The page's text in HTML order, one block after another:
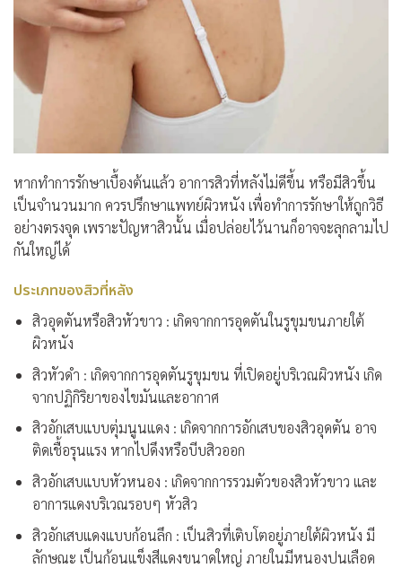
หากทำการรักษาเบื้องต้นแล้ว อาการสิวที่หลังไม่ดีขึ้น หรือมีสิวขึ้น
เป็นจำนวนมาก ควรปรึกษาแพทย์ผิวหนัง เพื่อทำการรักษาให้ถูกวิธี
อย่างตรงจุด เพราะปัญหาสิวนั้น เมื่อปล่อยไว้นานก็อาจจะลุกลามไป
กันใหญ่ได้
ประเภทของสิวที่หลัง
สิวอุดตันหรือสิวหัวขาว : เกิดจากการอุดตันในรูขุมขนภายใต้
ผิวหนัง
สิวหัวดำ : เกิดจากการอุดตันรูขุมขน ที่เปิดอยู่บริเวณผิวหนัง เกิด
จากปฏิกิริยาของไขมันและอากาศ
สิวอักเสบแบบตุ่มนูนแดง : เกิดจากการอักเสบของสิวอุดตัน อาจ
ติดเชื้อรุนแรง หากไปดึงหรือบีบสิวออก
สิวอักเสบแบบหัวหนอง : เกิดจากการรวมตัวของสิวหัวขาว และ
อาการแดงบริเวณรอบๆ หัวสิว
สิวอักเสบแดงแบบก้อนลึก : เป็นสิวที่เติบโตอยู่ภายใต้ผิวหนัง มี
ลักษณะ เป็นก้อนแข็งสีแดงขนาดใหญ่ ภายในมีหนองปนเลือด